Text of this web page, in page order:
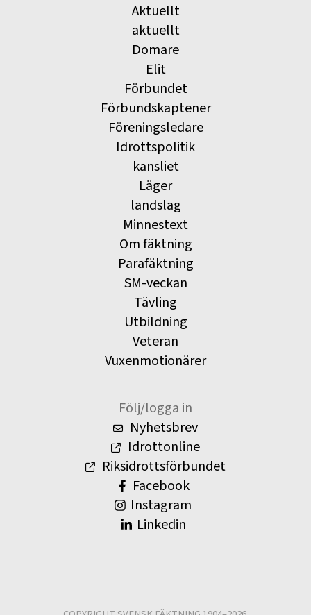
Aktuellt
aktuellt
Domare
Elit
Förbundet
Förbundskaptener
Föreningsledare
Idrottspolitik
kansliet
Läger
landslag
Minnestext
Om fäktning
Parafäktning
SM-veckan
Tävling
Utbildning
Veteran
Vuxenmotionärer
Följ/logga in
Nyhetsbrev
Idrottonline
Riksidrottsförbundet
Facebook
Instagram
Linkedin